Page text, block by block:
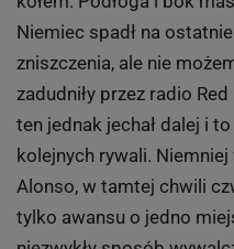
startu oba Ferrari - Alonso
wskoczył nawet na
i zaczekał na
Nagle kamery pokazały
musiał w Brazylii obronić
Alonso, który stał tyłem
że sfrustrowany